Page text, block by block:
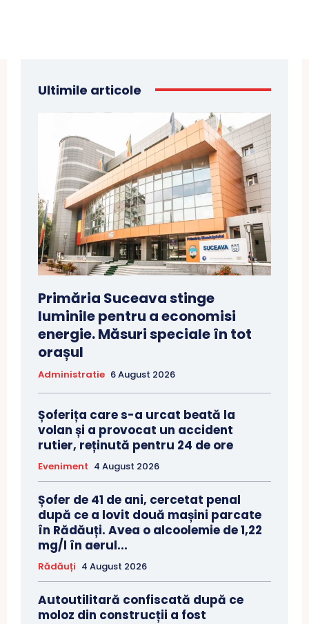
Ultimile articole
Primăria Suceava stinge
luminile pentru a economisi
energie. Măsuri speciale în tot
orașul
Administratie 6 August 2026
Șoferița care s-a urcat beată la
volan și a provocat un accident
rutier, reținută pentru 24 de ore
Eveniment 4 August 2026
Șofer de 41 de ani, cercetat penal
după ce a lovit două mașini parcate
în Rădăuți. Avea o alcoolemie de 1,22
mg/l în aerul...
Rădăuți 4 August 2026
Autoutilitară confiscată după ce
moloz din construcții a fost